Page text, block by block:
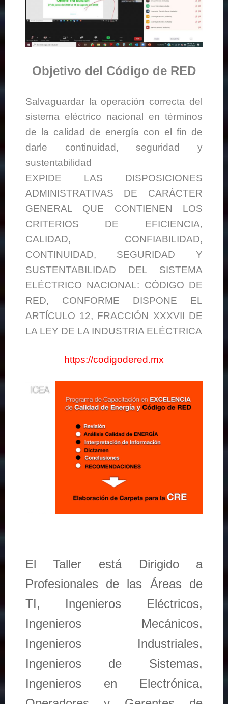
Objetivo del Código de RED
Salvaguardar la operación correcta del
sistema eléctrico nacional en términos
de la calidad de energía con el fin de
darle continuidad, seguridad y
sustentabilidad
EXPIDE LAS DISPOSICIONES
ADMINISTRATIVAS DE CARÁCTER
GENERAL QUE CONTIENEN LOS
CRITERIOS DE EFICIENCIA,
CALIDAD, CONFIABILIDAD,
CONTINUIDAD, SEGURIDAD Y
SUSTENTABILIDAD DEL SISTEMA
ELÉCTRICO NACIONAL: CÓDIGO DE
RED, CONFORME DISPONE EL
ARTÍCULO 12, FRACCIÓN XXXVII DE
LA LEY DE LA INDUSTRIA ELÉCTRICA
https://codigodered.mx
El Taller está Dirigido a
Profesionales de las Áreas de
TI, Ingenieros Eléctricos,
Ingenieros Mecánicos,
Ingenieros Industriales,
Ingenieros de Sistemas,
Ingenieros en Electrónica,